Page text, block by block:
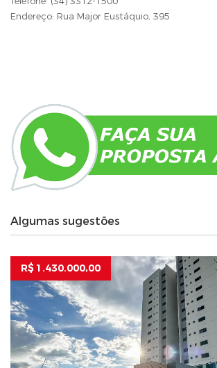
Endereço: Rua Major Eustáquio, 395
Algumas sugestões
R$ 1.430.000,00